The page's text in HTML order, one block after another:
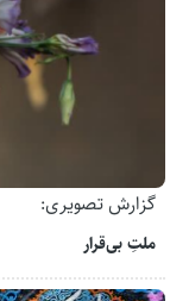
گزارش تصویری:
ملتِ بی‌قرار